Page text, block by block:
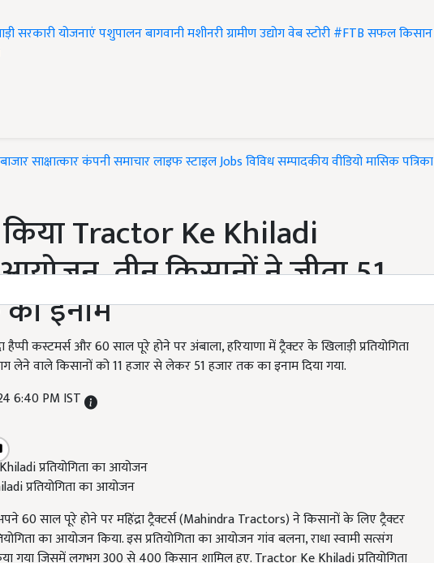
सरकारी योजनाएंपशुपालनबागवानीमशीनरीग्रामीण उद्योगवेब स्टोरी#FTBसफल किसान
बाजारसाक्षात्कारकंपनी समाचारलाइफ स्टाइलJobsविविधसम्पादकीयवीडियोमासिक पत्रिका
ने किया Tractor Ke Khiladi
आयोजन, तीन किसानों ने जीता 51
इनाम
हैप्पी कस्टमर्स और 60 साल पूरे होने पर अंबाला, हरियाणा में ट्रैक्टर के खिलाड़ी प्रतियोगिता
लेने वाले किसानों को 11 हजार से लेकर 51 हजार तक का इनाम दिया गया.
6:40 PM IST
प्रतियोगिता का आयोजन
60 साल पूरे होने पर महिंद्रा ट्रैक्टर्स (Mahindra Tractors) ने किसानों के लिए ट्रैक्टर
का आयोजन किया. इस प्रतियोगिता का आयोजन गांव बलना, राधा स्वामी सत्संग